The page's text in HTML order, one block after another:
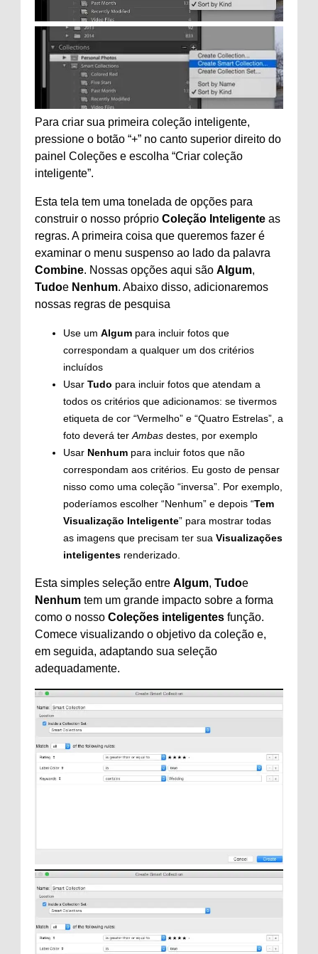
Para criar sua primeira coleção inteligente,
pressione o botão “+” no canto superior direito do
painel Coleções e escolha “Criar coleção
inteligente”.
Esta tela tem uma tonelada de opções para
construir o nosso próprio Coleção Inteligente as
regras. A primeira coisa que queremos fazer é
examinar o menu suspenso ao lado da palavra
Combine. Nossas opções aqui são Algum,
Tudoe Nenhum. Abaixo disso, adicionaremos
nossas regras de pesquisa
Use um Algum para incluir fotos que
correspondam a qualquer um dos critérios
incluídos
Usar Tudo para incluir fotos que atendam a
todos os critérios que adicionamos: se tivermos
etiqueta de cor “Vermelho” e “Quatro Estrelas”, a
foto deverá ter Ambas destes, por exemplo
Usar Nenhum para incluir fotos que não
correspondam aos critérios. Eu gosto de pensar
nisso como uma coleção “inversa”. Por exemplo,
poderíamos escolher “Nenhum” e depois “Tem
Visualização Inteligente” para mostrar todas
as imagens que precisam ter sua Visualizações
inteligentes renderizado.
Esta simples seleção entre Algum, Tudoe
Nenhum tem um grande impacto sobre a forma
como o nosso Coleções inteligentes função.
Comece visualizando o objetivo da coleção e,
em seguida, adaptando sua seleção
adequadamente.